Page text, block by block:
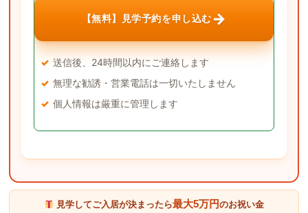
【無料】見学予約を申し込む→
送信後、24時間以内にご連絡します
無理な勧誘・営業電話は一切いたしません
個人情報は厳重に管理します
見学してご入居が決まったら最大5万円のお祝い金